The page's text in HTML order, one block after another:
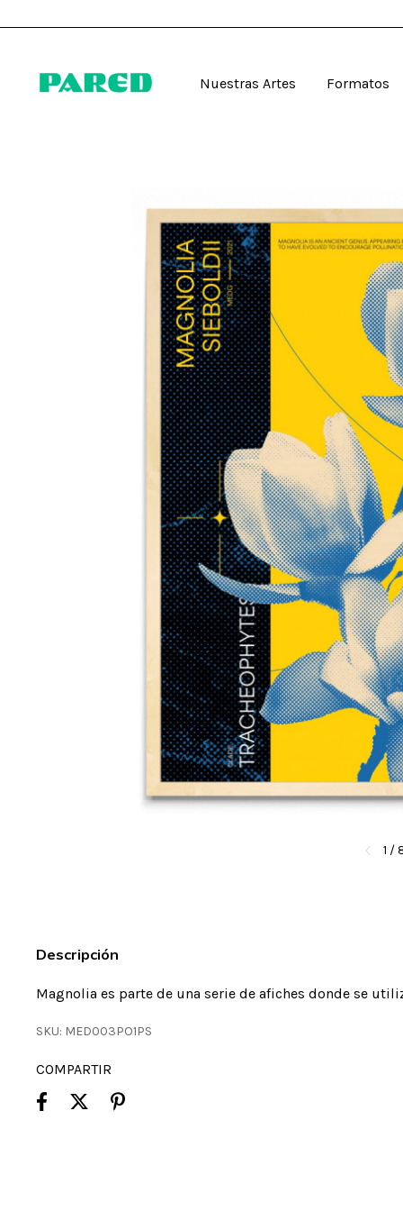
Nuestras Artes Formatos
1 /
Descripción
Magnolia es parte de una serie de afiches donde se
SKU: MED003PO1PS
COMPARTIR